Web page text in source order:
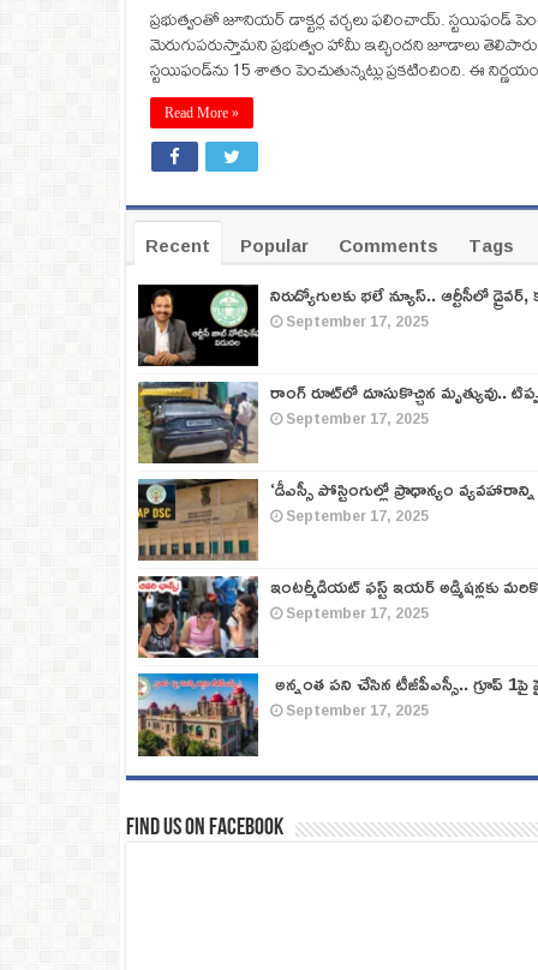
ప్రభుత్వంతో జూనియర్‌ డాక్టర్ల చర్చలు ఫలించాయ్. స్టయిఫండ్
మెరుగుపరుస్తామని ప్రభుత్వం హామీ ఇచ్చిందని జూడాలు
స్టయిఫండ్‌ను 15 శాతం పెంచుతున్నట్లు ప్రకటించింది. ఈ
Read More »
Recent Popular Comments
Tags
నిరుద్యోగులకు భలే న్యూస్.. ఆర్టీసీలో
September 17, 2025
రాంగ్ రూట్‌లో దూసుకొచ్చిన మృత్యువు..
September 17, 2025
‘డీఎస్సీ పోస్టింగుల్లో ప్రాధాన్యం
September 17, 2025
ఇంటర్మీడియట్ ఫస్ట్‌ ఇయర్‌ అడ్మిషన్లకు
September 17, 2025
అన్నంత పని చేసిన టీజీపీఎస్సీ.. గ్రూప్‌
September 17, 2025
Find us on Facebook